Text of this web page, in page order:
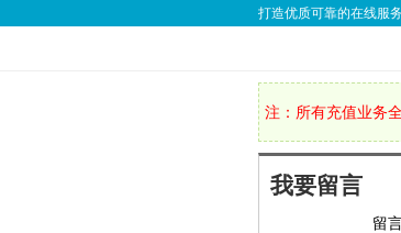
打造优质可靠的在线服
注：所有充值业务
我要留言
留